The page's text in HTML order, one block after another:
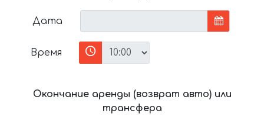
Дата
Время
Окончание аренды (возврат авто) или
трансфера